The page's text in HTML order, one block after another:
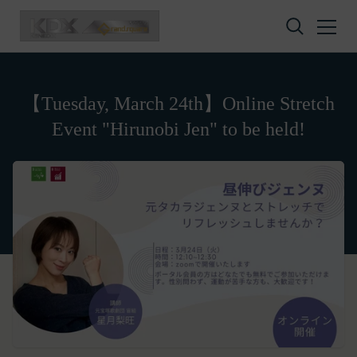
【Tuesday, March 24th】Online Stretch
Event "Hirunobi Jen" to be held!
Privacy policy
株式会社GOYOH（以下「当社」といいます。）
Terms of service
株式会社GOYOHが運営するESGポータルサイトサ
Amazon Gift Card
A digital gift certificate usable on Amazon.co.jp.